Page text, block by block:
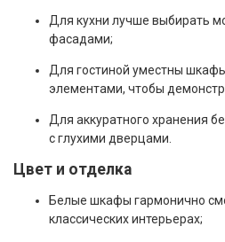
Для кухни лучше выбирать
фасадами;
Для гостиной уместны
элементами, чтобы
Для аккуратного хранения
с глухими дверцами.
Цвет и отделка
Белые шкафы гармонично
классических интерьерах;